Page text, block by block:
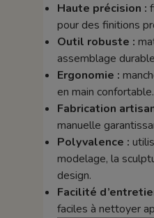
Haute précision :
pour des finitions
Outil robuste :
assemblage
Ergonomie :
en main confortable.
Fabrication
manuelle
Polyvalence :
modelage, la
design.
Facilité
faciles à nettoyer